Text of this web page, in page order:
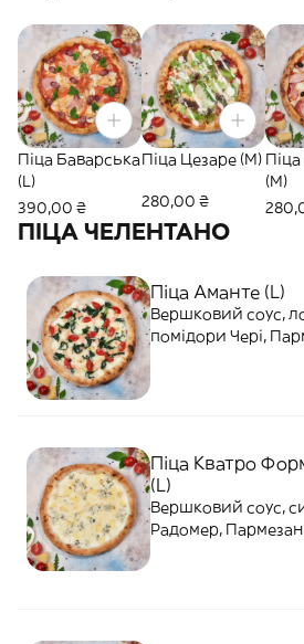
Піца Баварська
(L)
390,00 ₴
Піца Цезаре (M)
280,00 ₴
(M)
ПІЦА ЧЕЛЕНТАНО
Піца Аманте (L)
Вершковий соус,
помідори Чері,
Піца Кватро
(L)
Вершковий соус,
Радомер,